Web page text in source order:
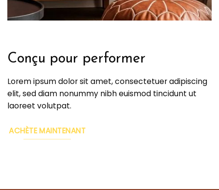
Conçu pour performer
Lorem ipsum dolor sit amet, consectetuer adipiscing
elit, sed diam nonummy nibh euismod tincidunt ut
laoreet volutpat.
ACHÈTE MAINTENANT